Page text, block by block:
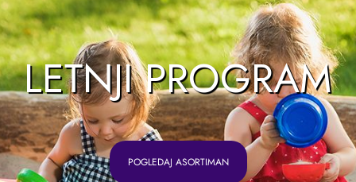
LETNJI PROGRAM
POGLEDAJ ASORTIMAN